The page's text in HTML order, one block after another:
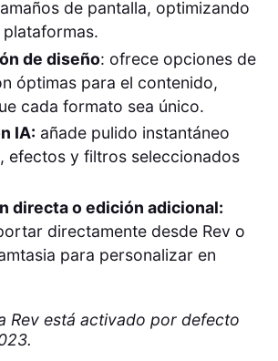
de pantalla, optimizando
de diseño: ofrece opciones de
óptimas para el contenido,
cada formato sea único.
IA: añade pulido instantáneo
efectos y filtros seleccionados
directa o edición adicional:
directamente desde Rev o
para personalizar en
Rev está activado por defecto